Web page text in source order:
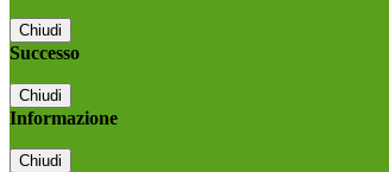
Chiudi
Successo
Chiudi
Informazione
Chiudi